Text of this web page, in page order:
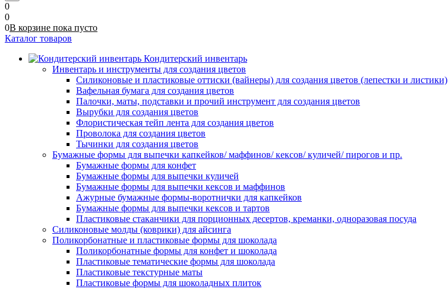
0
0
0В корзине пока пусто
Каталог товаров
Кондитерский инвентарь
Инвентарь и инструменты для создания цветов
Силиконовые и пластиковые оттиски (вайнеры) для создания цветов (лепестки и листики)
Вафельная бумага для создания цветов
Палочки, маты, подставки и прочий инструмент для создания цветов
Вырубки для создания цветов
Флористическая тейп лента для создания цветов
Проволока для создания цветов
Тычинки для создания цветов
Бумажные формы для выпечки капкейков/ маффинов/ кексов/ куличей/ пирогов и пр.
Бумажные формы для конфет
Бумажные формы для выпечки куличей
Бумажные формы для выпечки кексов и маффинов
Ажурные бумажные формы-воротнички для капкейков
Бумажные формы для выпечки кексов и тартов
Пластиковые стаканчики для порционных десертов, креманки, одноразовая посуда
Силиконовые молды (коврики) для айсинга
Поликорбонатные и пластиковые формы для шоколада
Поликорбонатные формы для конфет и шоколада
Пластиковые тематические формы для шоколада
Пластиковые текстурные маты
Пластиковые формы для шоколадных плиток